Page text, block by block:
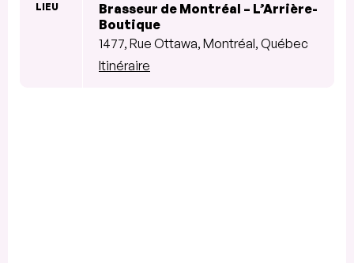
LIEU
Brasseur de Montréal – L’Arrière-
Boutique
1477, Rue Ottawa, Montréal, Québec
Itinéraire